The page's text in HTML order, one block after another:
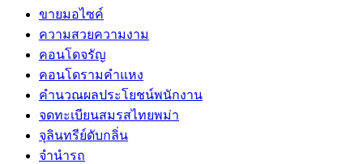
ขายมอไซค์
ความสวยความงาม
คอนโดจรัญ
คอนโดรามคำแหง
คำนวณผลประโยชน์พนักงาน
จดทะเบียนสมรสไทยพม่า
จุลินทรีย์ดับกลิ่น
จํานํารถ